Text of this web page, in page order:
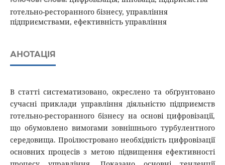
готельно-ресторанного бізнесу, управління
підприємствами, ефективність управління
АНОТАЦІЯ
В статті систематизовано, окреслено та обґрунтовано
сучасні приклади управління діяльністю підприємств
готельно-ресторанного бізнесу на основі цифровізації,
що обумовлено вимогами зовнішнього турбулентного
середовища. Проілюстровано необхідність цифровізації
основних процесів з метою підвищення ефективності